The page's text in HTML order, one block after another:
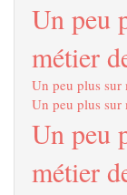
Un peu
métier
Un peu plus sur
Un peu plus sur
Un peu
métier